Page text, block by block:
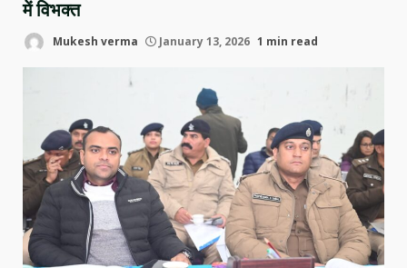
में विभक्त
Mukesh verma January 13, 2026 1 min read